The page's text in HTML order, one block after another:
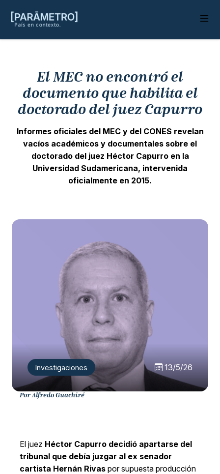
El MEC no encontró el
documento que habilita el
doctorado del juez Capurro
Informes oficiales del MEC y del CONES revelan
vacíos académicos y documentales sobre el
doctorado del juez Héctor Capurro en la
Universidad Sudamericana, intervenida
oficialmente en 2015.
Investigaciones 13/5/26
Por Alfredo Guachiré
El juez Héctor Capurro decidió apartarse del
tribunal que debía juzgar al ex senador
cartista Hernán Rivas por supuesta producción